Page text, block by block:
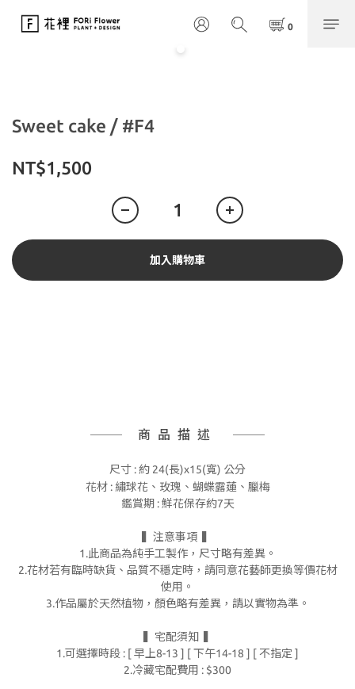
Sweet cake / #F4
NT$1,500
加入購物車
商品描述
尺寸 : 約 24(長)x15(寬) 公分
花材 : 繡球花、玫瑰、蝴蝶露蓮、臘梅
鑑賞期 : 鮮花保存約7天
▍注意事項 ▍
1.此商品為純手工製作，尺寸略有差異。
2.花材若有臨時缺貨、品質不穩定時，請同意花藝師更換等價花材
使用。
3.作品屬於天然植物，顏色略有差異，請以實物為準。
▍宅配須知 ▍
1.可選擇時段 : [ 早上8-13 ] [ 下午14-18 ] [ 不指定 ]
2.冷藏宅配費用 : $300